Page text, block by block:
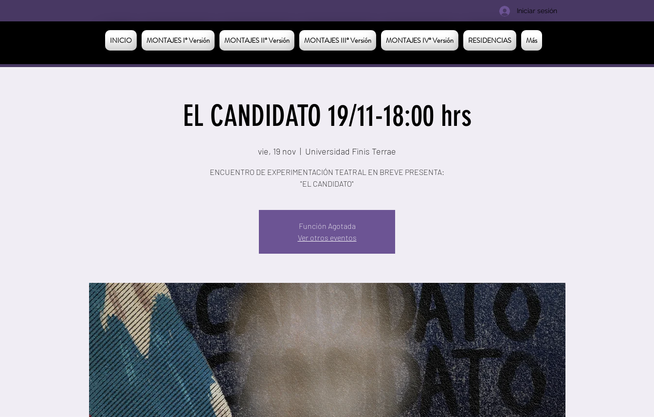
Iniciar sesión
INICIO MONTAJES I° Versión MONTAJES II° Versión MONTAJES III° Versión MONTAJES IV° Versión RESIDENCIAS Más
EL CANDIDATO 19/11-18:00 hrs
vie, 19 nov
  |
Universidad Finis Terrae
ENCUENTRO DE EXPERIMENTACIÓN TEATRAL EN BREVE PRESENTA:
Función Agotada
Ver otros eventos